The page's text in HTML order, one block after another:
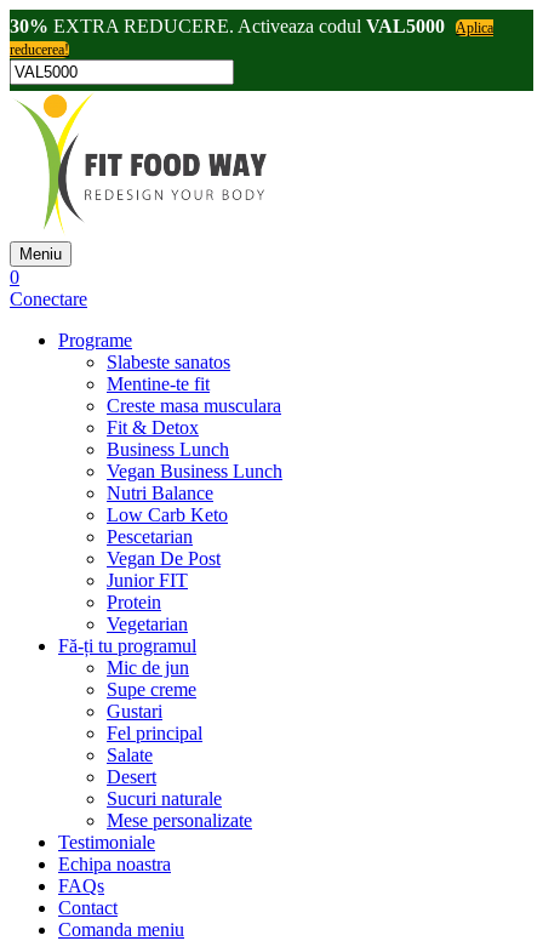
30% EXTRA REDUCERE. Activeaza codul VAL5000
Aplica
reducerea!
Meniu
0
Conectare
Programe
Slabeste sanatos
Mentine-te fit
Creste masa musculara
Fit & Detox
Business Lunch
Vegan Business Lunch
Nutri Balance
Low Carb Keto
Pescetarian
Vegan De Post
Junior FIT
Protein
Vegetarian
Fă-ți tu programul
Mic de jun
Supe creme
Gustari
Fel principal
Salate
Desert
Sucuri naturale
Mese personalizate
Testimoniale
Echipa noastra
FAQs
Contact
Comanda meniu